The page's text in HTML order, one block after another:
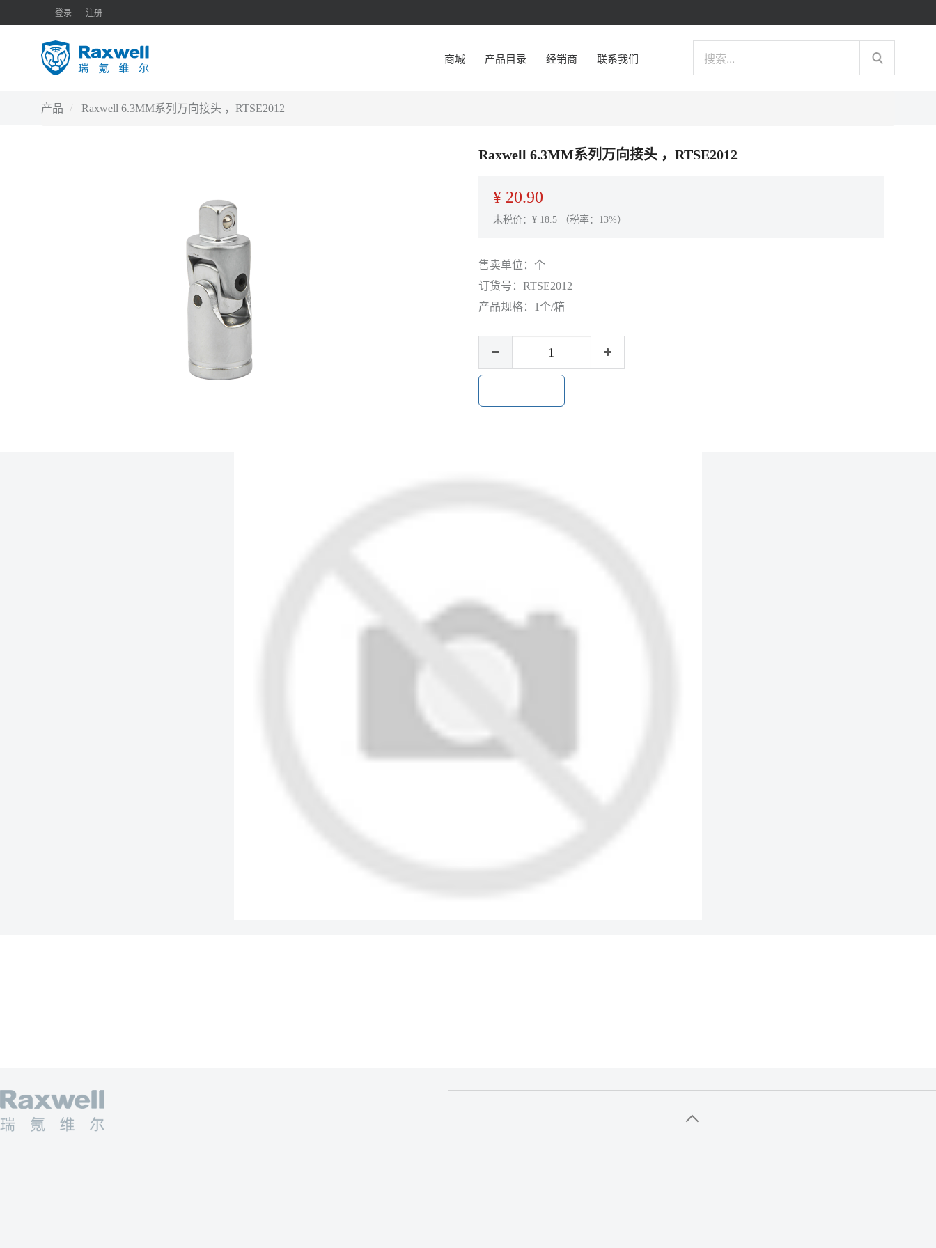
登录 注册
商城 产品目录 经销商 联系我们
产品 Raxwell 6.3MM系列万向接头 ，RTSE2012
Raxwell 6.3MM系列万向接头 ，RTSE2012
¥ 20.90
未税价：¥ 18.5（税率：13%）
售卖单位： 个
订货号： RTSE2012
产品规格： 1个/箱